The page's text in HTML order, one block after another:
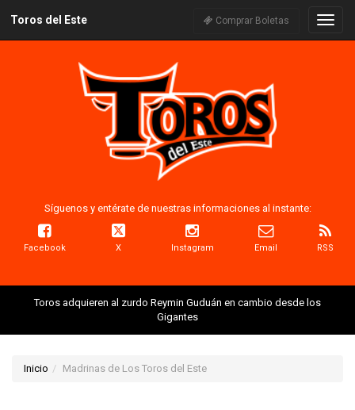
Toros del Este Comprar Boletas
Síguenos y entérate de nuestras informaciones al instante:
Facebook X Instagram Email RSS
Toros adquieren al zurdo Reymin Guduán en cambio desde los
Gigantes
Inicio Madrinas de Los Toros del Este